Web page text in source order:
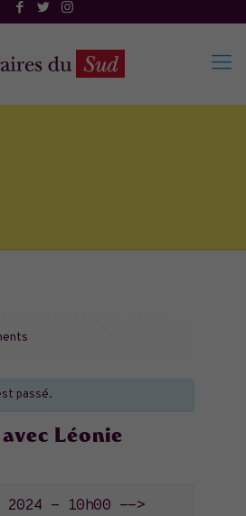
passé.
Léonie
2024 - 10h00 -->